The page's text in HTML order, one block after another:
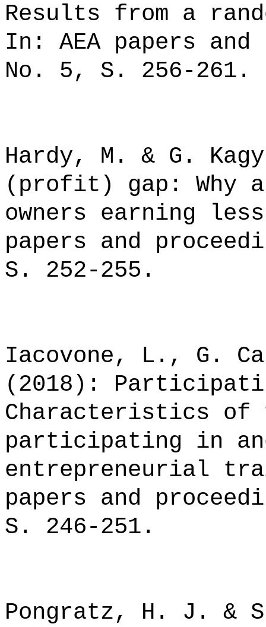
Results from a
In: AEA papers
No. 5, S. 256-261.
Hardy, M. & G.
(profit) gap: Why
owners earning
papers and
S. 252-255.
Iacovone, L., G.
(2018):
Characteristics of
participating in
entrepreneurial
papers and
S. 246-251.
Pongratz, H. J. &